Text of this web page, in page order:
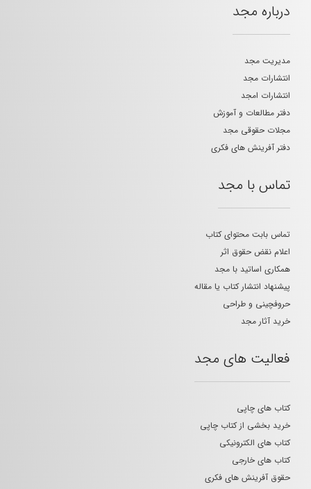
درباره مجد
مدیریت مجد
انتشارات مجد
انتشارات امجد
دفتر مطالعات و آموزش
مجلات حقوقی مجد
دفتر آفرینش های فکری
تماس با مجد
تماس بابت محتوای کتاب
اعلام نقض حقوق اثر
همکاری اساتید با مجد
پیشنهاد انتشار کتاب یا مقاله
حروفچینی و طراحی
خرید آثار مجد
فعالیت های مجد
کتاب های چاپی
خرید بخشی از کتاب چاپی
کتاب های الکترونیکی
کتاب های خارجی
حقوق آفرینش های فکری